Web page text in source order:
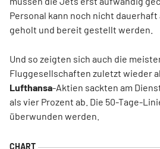
Personal kann noch nicht
geholt und bereit gestellt werden.
Und so zeigten sich auch die
Fluggesellschaften zuletzt wieder
Lufthansa-Aktien sackten am
als vier Prozent ab. Die 50-Tage-
überwunden werden.